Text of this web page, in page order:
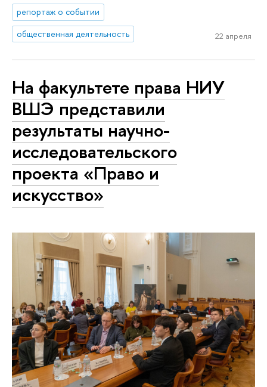
репортаж о событии
общественная деятельность
22 апреля
На факультете права НИУ
ВШЭ представили
результаты научно-
исследовательского
проекта «Право и
искусство»